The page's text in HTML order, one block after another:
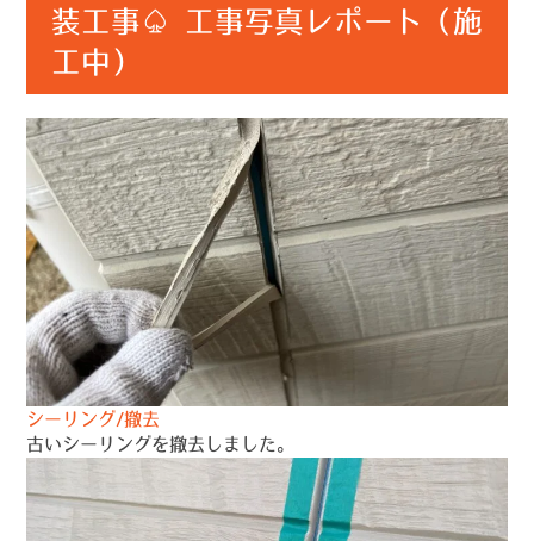
装工事♤ 工事写真レポート（施
工中）
シーリング/撤去
古いシーリングを撤去しました。